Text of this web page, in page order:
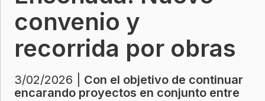
convenio y
recorrida por obras
3/02/2026 | Con el objetivo de continuar
encarando proyectos en conjunto entre